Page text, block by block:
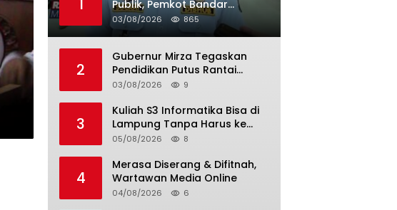
1
Publik, Pemkot Bandar
Lampung Uji Coba Bus Umum
03/08/2026 865
2
Gubernur Mirza Tegaskan
Pendidikan Putus Rantai
Kemiskinan
03/08/2026 9
3
Kuliah S3 Informatika Bisa di
Lampung Tanpa Harus ke
Luar Daerah
05/08/2026 8
4
Merasa Diserang & Difitnah,
Wartawan Media Online
04/08/2026 6